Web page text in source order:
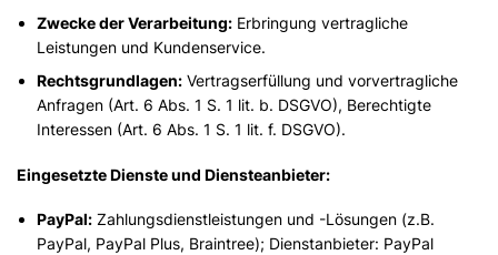
Zwecke der Verarbeitung:Erbringung vertragliche
Leistungen und Kundenservice.
Rechtsgrundlagen:Vertragserfüllung und vorvertragliche
Anfragen (Art. 6 Abs. 1 S. 1 lit. b. DSGVO), Berechtigte
Interessen (Art. 6 Abs. 1 S. 1 lit. f. DSGVO).
Eingesetzte Dienste und Diensteanbieter:
PayPal:Zahlungsdienstleistungen und -Lösungen (z.B.
PayPal, PayPal Plus, Braintree); Dienstanbieter: PayPal